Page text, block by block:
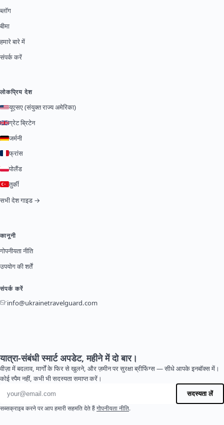
ब्लॉग
बीमा
हमारे बारे में
संपर्क करें
लोकप्रिय देश
यूएसए (संयुक्त राज्य अमेरिका)
ग्रेट ब्रिटेन
जर्मनी
फ्रांस
पोलैंड
तुर्की
सभी देश गाइड →
कानूनी
गोपनीयता नीति
उपयोग की शर्तें
संपर्क करें
info@ukrainetravelguard.com
यात्रा-संबंधी स्मार्ट अपडेट, महीने में दो बार।
वीज़ा में बदलाव, मार्गों के फिर से खुलने, और ज़मीन पर सुरक्षा ब्रीफिंग्स — सीधे आपके इनबॉक्स में।
कोई स्पैम नहीं, कभी भी सदस्यता समाप्त करें।
ईमेल पता
सदस्यता लें
सब्सक्राइब करने पर आप हमारी सहमति देते हैं गोपनीयता नीति.